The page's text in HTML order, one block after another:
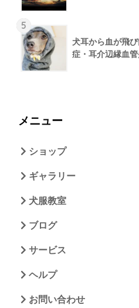
5
犬耳から血が飛
症・耳介辺縁血管
メニュー
ショップ
ギャラリー
犬服教室
ブログ
サービス
ヘルプ
お問い合わせ